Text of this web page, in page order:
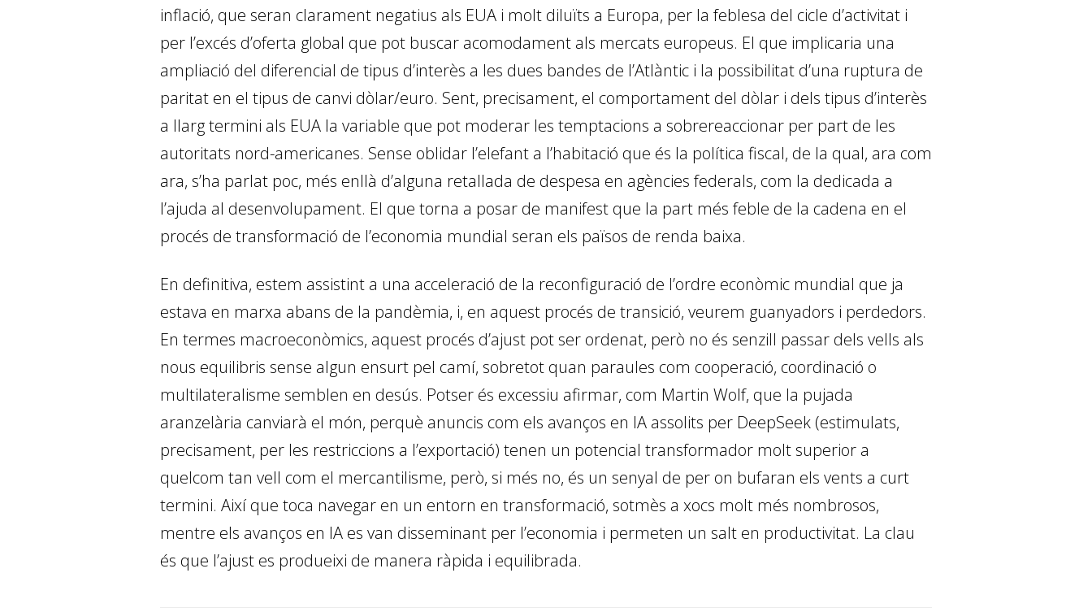
inflació, que seran clarament negatius als EUA i molt diluïts a Europa, per la feblesa del cicle d’activitat i
per l’excés d’oferta global que pot buscar acomodament als mercats europeus. El que implicaria una
amplia­­ció del diferencial de tipus d’interès a les dues bandes de l’Atlàntic i la possibilitat d’una ruptura de
paritat en el tipus de canvi dòlar/euro. Sent, precisament, el comportament del dòlar i dels tipus d’interès
a llarg termini als EUA la variable que pot moderar les temptacions a sobrereaccionar per part de les
autoritats nord-americanes. Sense oblidar l’elefant a l’habitació que és la política fiscal, de la qual, ara com
ara, s’ha parlat poc, més enllà d’alguna retallada de despesa en agències federals, com la dedicada a
l’ajuda al desenvolupament. El que torna a posar de manifest que la part més feble de la cadena en el
procés de transformació de l’economia mundial seran els països de renda baixa.
En definitiva, estem assistint a una acceleració de la reconfiguració de l’ordre econòmic mundial que ja
estava en marxa abans de la pandèmia, i, en aquest procés de transició, veurem guanyadors i perdedors.
En termes macroeconòmics, aquest procés d’ajust pot ser ordenat, però no és senzill passar dels vells als
nous equilibris sense algun ensurt pel camí, sobretot quan paraules com cooperació, coordinació o
multilateralisme semblen en desús. Potser és excessiu afirmar, com Martin Wolf, que la pujada
aranzelària canviarà el món, perquè anuncis com els avanços en IA assolits per DeepSeek (estimulats,
precisament, per les restriccions a l’exportació) tenen un potencial transformador molt superior a
quelcom tan vell com el mercantilisme, però, si més no, és un senyal de per on bufaran els vents a curt
termini. Així que toca navegar en un entorn en transformació, sotmès a xocs molt més nombrosos,
mentre els avanços en IA es van disseminant per l’economia i permeten un salt en productivitat. La clau
és que l’ajust es produeixi de manera ràpida i equilibrada.